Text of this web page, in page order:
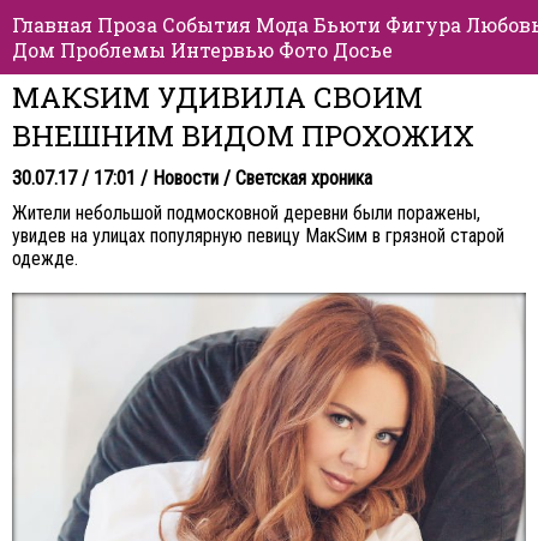
Главная Проза События Мода Бьюти Фигура
Дом Проблемы Интервью Фото Досье
МАКSИМ УДИВИЛА СВОИМ
ВНЕШНИМ ВИДОМ ПРОХОЖИХ
30.07.17 / 17:01 / Новости / Светская хроника
Жители небольшой подмосковной деревни были поражены,
увидев на улицах популярную певицу МакSим в грязной старой
одежде.